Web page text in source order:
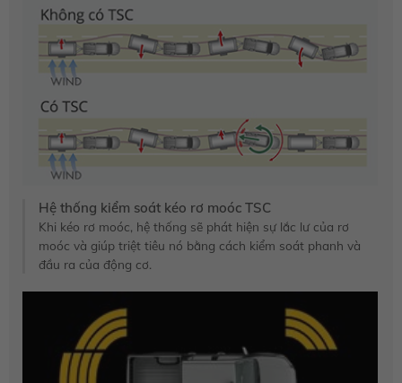
Hệ thống kiểm soát kéo rơ moóc TSC
Khi kéo rơ moóc, hệ thống sẽ phát hiện sự lắc lư của rơ
moóc và giúp triệt tiêu nó bằng cách kiểm soát phanh và
đầu ra của động cơ.